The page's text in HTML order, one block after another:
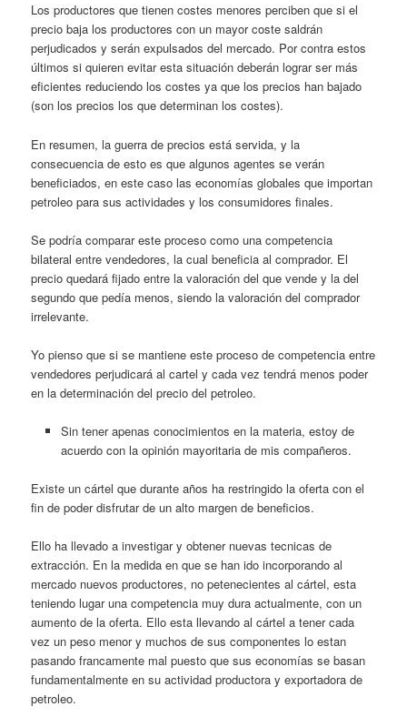
Los productores que tienen costes menores perciben que si el
precio baja los productores con un mayor coste saldrán
perjudicados y serán expulsados del mercado. Por contra estos
últimos si quieren evitar esta situación deberán lograr ser más
eficientes reduciendo los costes ya que los precios han bajado
(son los precios los que determinan los costes).
En resumen, la guerra de precios está servida, y la
consecuencia de esto es que algunos agentes se verán
beneficiados, en este caso las economías globales que importan
petroleo para sus actividades y los consumidores finales.
Se podría comparar este proceso como una competencia
bilateral entre vendedores, la cual beneficia al comprador. El
precio quedará fijado entre la valoración del que vende y la del
segundo que pedía menos, siendo la valoración del comprador
irrelevante.
Yo pienso que si se mantiene este proceso de competencia entre
vendedores perjudicará al cartel y cada vez tendrá menos poder
en la determinación del precio del petroleo.
Sin tener apenas conocimientos en la materia, estoy de
acuerdo con la opinión mayoritaria de mis compañeros.
Existe un cártel que durante años ha restringido la oferta con el
fin de poder disfrutar de un alto margen de beneficios.
Ello ha llevado a investigar y obtener nuevas tecnicas de
extracción. En la medida en que se han ido incorporando al
mercado nuevos productores, no petenecientes al cártel, esta
teniendo lugar una competencia muy dura actualmente, con un
aumento de la oferta. Ello esta llevando al cártel a tener cada
vez un peso menor y muchos de sus componentes lo estan
pasando francamente mal puesto que sus economías se basan
fundamentalmente en su actividad productora y exportadora de
petroleo.